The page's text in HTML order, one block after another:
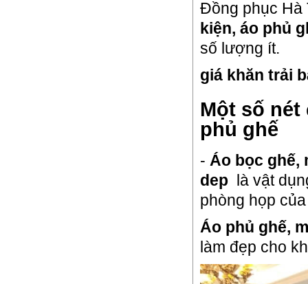
Đồng phục Hà
kiện, áo phủ
số lượng ít.
giá khăn trải
Một số
phủ ghế
- Áo bọc ghế,
dep
là vật
phòng họp
Áo phủ ghế,
làm đẹp cho